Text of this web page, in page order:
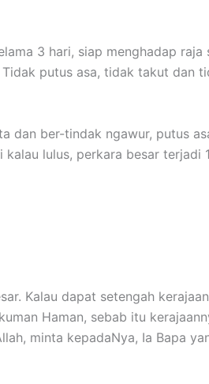
3 hari, siap menghadap raja
putus asa, tidak takut dan
dan ber-tindak ngawur, putus
lulus, perkara besar terjadi
Kalau dapat setengah
Haman, sebab itu
minta kepadaNya, Ia Bapa